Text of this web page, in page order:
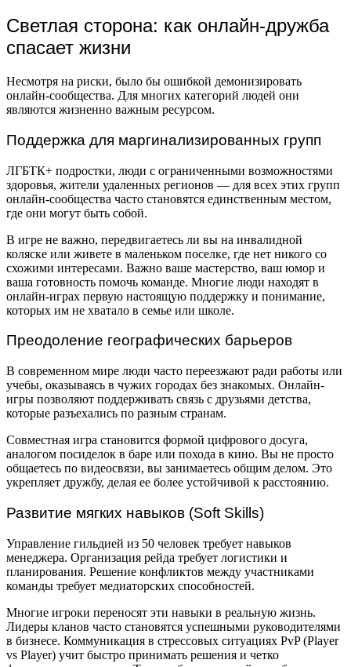
Светлая сторона: как онлайн-дружба
спасает жизни
Несмотря на риски, было бы ошибкой демонизировать
онлайн-сообщества. Для многих категорий людей они
являются жизненно важным ресурсом.
Поддержка для маргинализированных групп
ЛГБТК+ подростки, люди с ограниченными возможностями
здоровья, жители удаленных регионов — для всех этих групп
онлайн-сообщества часто становятся единственным местом,
где они могут быть собой.
В игре не важно, передвигаетесь ли вы на инвалидной
коляске или живете в маленьком поселке, где нет никого со
схожими интересами. Важно ваше мастерство, ваш юмор и
ваша готовность помочь команде. Многие люди находят в
онлайн-играх первую настоящую поддержку и понимание,
которых им не хватало в семье или школе.
Преодоление географических барьеров
В современном мире люди часто переезжают ради работы или
учебы, оказываясь в чужих городах без знакомых. Онлайн-
игры позволяют поддерживать связь с друзьями детства,
которые разъехались по разным странам.
Совместная игра становится формой цифрового досуга,
аналогом посиделок в баре или похода в кино. Вы не просто
общаетесь по видеосвязи, вы занимаетесь общим делом. Это
укрепляет дружбу, делая ее более устойчивой к расстоянию.
Развитие мягких навыков (Soft Skills)
Управление гильдией из 50 человек требует навыков
менеджера. Организация рейда требует логистики и
планирования. Решение конфликтов между участниками
команды требует медиаторских способностей.
Многие игроки переносят эти навыки в реальную жизнь.
Лидеры кланов часто становятся успешными руководителями
в бизнесе. Коммуникация в стрессовых ситуациях PvP (Player
vs Player) учит быстро принимать решения и четко